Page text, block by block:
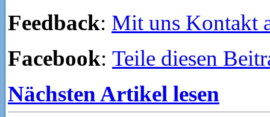
Feedback: Mit uns Kontakt
Facebook: Teile diesen
Nächsten Artikel lesen